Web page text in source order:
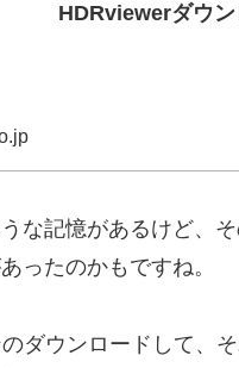
HDRviewerダウ
な記憶があるけど、
ったのかもですね。
ダウンロードして、